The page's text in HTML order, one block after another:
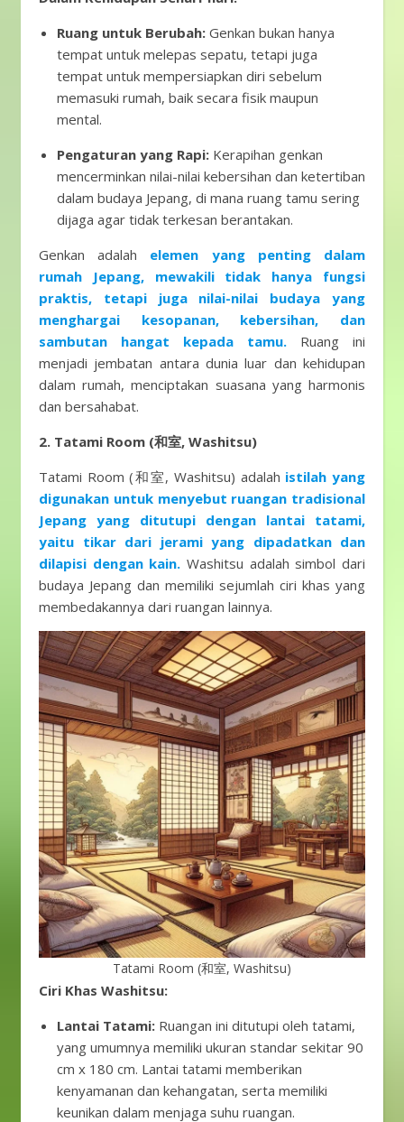
Ruang untuk Berubah: Genkan bukan hanya
tempat untuk melepas sepatu, tetapi juga
tempat untuk mempersiapkan diri sebelum
memasuki rumah, baik secara fisik maupun
mental.
Pengaturan yang Rapi: Kerapihan genkan
mencerminkan nilai-nilai kebersihan dan ketertiban
dalam budaya Jepang, di mana ruang tamu sering
dijaga agar tidak terkesan berantakan.
Genkan adalah
elemen yang penting dalam
rumah Jepang, mewakili tidak hanya fungsi
praktis, tetapi juga nilai-nilai budaya yang
menghargai kesopanan, kebersihan, dan
sambutan hangat kepada tamu. Ruang ini
menjadi jembatan antara dunia luar dan kehidupan
dalam rumah, menciptakan suasana yang harmonis
dan bersahabat.
2. Tatami Room (和室, Washitsu)
Tatami Room (和室, Washitsu) adalah istilah yang
digunakan untuk menyebut ruangan tradisional
Jepang yang ditutupi dengan lantai tatami,
yaitu tikar dari jerami yang dipadatkan dan
dilapisi dengan kain. Washitsu adalah simbol dari
budaya Jepang dan memiliki sejumlah ciri khas yang
membedakannya dari ruangan lainnya.
Tatami Room (和室, Washitsu)
Ciri Khas Washitsu:
Lantai Tatami: Ruangan ini ditutupi oleh tatami,
yang umumnya memiliki ukuran standar sekitar 90
cm x 180 cm. Lantai tatami memberikan
kenyamanan dan kehangatan, serta memiliki
keunikan dalam menjaga suhu ruangan.